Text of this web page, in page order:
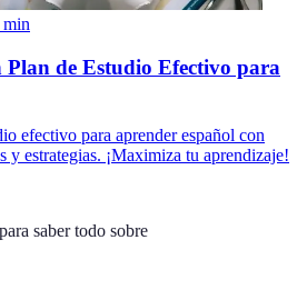
min
Plan de Estudio Efectivo para
efectivo para aprender español con
y estrategias. ¡Maximiza tu aprendizaje!
saber todo sobre